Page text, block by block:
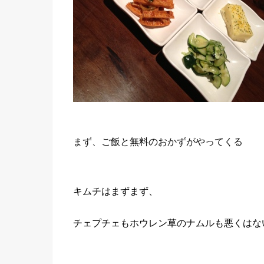
まず、ご飯と無料のおかずがやってくる
キムチはまずまず、
チェプチェもホウレン草のナムルも悪くはな